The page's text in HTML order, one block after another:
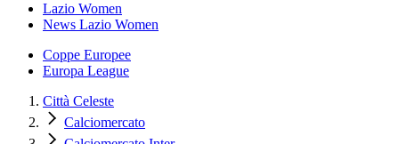
Lazio Women
News Lazio Women
Coppe Europee
Europa League
Città Celeste
Calciomercato